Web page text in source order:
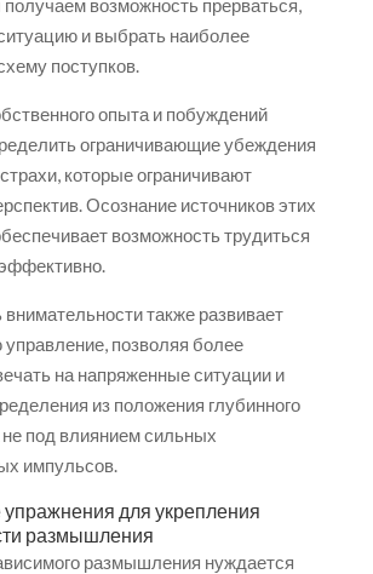
возможность прерваться,
и выбрать наиболее
поступков.
опыта и побуждений
ограничивающие убеждения
которые ограничивают
Осознание источников этих
возможность трудиться
также развивает
позволяя более
на напряженные ситуации и
из положения глубинного
не под влиянием сильных
импульсов.
упражнения для укрепления
размышления
размышления нуждается